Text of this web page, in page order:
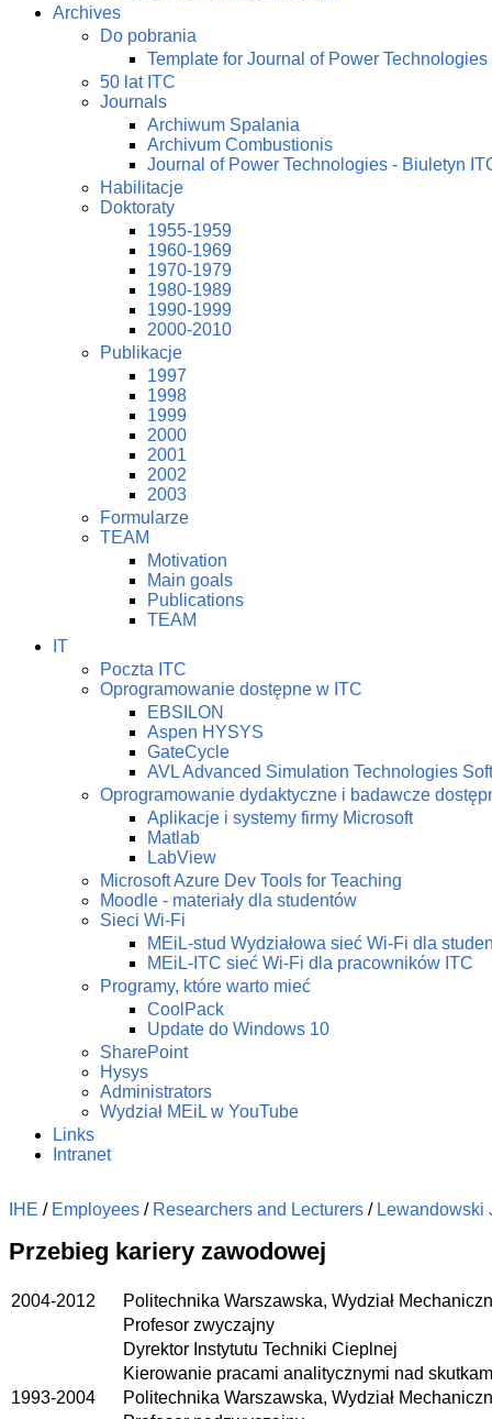
Archives
Do pobrania
Template for Journal of Power Technologies
50 lat ITC
Journals
Archiwum Spalania
Archivum Combustionis
Journal of Power Technologies - Biuletyn
Habilitacje
Doktoraty
1955-1959
1960-1969
1970-1979
1980-1989
1990-1999
2000-2010
Publikacje
1997
1998
1999
2000
2001
2002
2003
Formularze
TEAM
Motivation
Main goals
Publications
TEAM
IT
Poczta ITC
Oprogramowanie dostępne w ITC
EBSILON
Aspen HYSYS
GateCycle
AVL Advanced Simulation Technologies
Oprogramowanie dydaktyczne i badawcze
Aplikacje i systemy firmy Microsoft
Matlab
LabView
Microsoft Azure Dev Tools for Teaching
Moodle - materiały dla studentów
Sieci Wi-Fi
MEiL-stud Wydziałowa sieć Wi-Fi dla
MEiL-ITC sieć Wi-Fi dla pracowników ITC
Programy, które warto mieć
CoolPack
Update do Windows 10
SharePoint
Hysys
Administrators
Wydział MEiL w YouTube
Links
Intranet
IHE / Employees / Researchers and Lecturers / Lewandowski
Przebieg kariery zawodowej
2004-2012
Politechnika Warszawska, Wydział
Profesor zwyczajny
Dyrektor Instytutu Techniki Cieplnej
Kierowanie pracami analitycznymi nad
1993-2004
Politechnika Warszawska, Wydział